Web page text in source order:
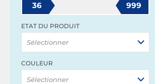
36 999
ETAT DU PRODUIT
Sélectionner
COULEUR
Sélectionner